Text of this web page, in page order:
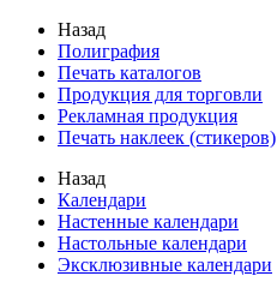
Назад
Полиграфия
Печать каталогов
Продукция для торговли
Рекламная продукция
Печать наклеек (стикеров)
Назад
Календари
Настенные календари
Настольные календари
Эксклюзивные календари